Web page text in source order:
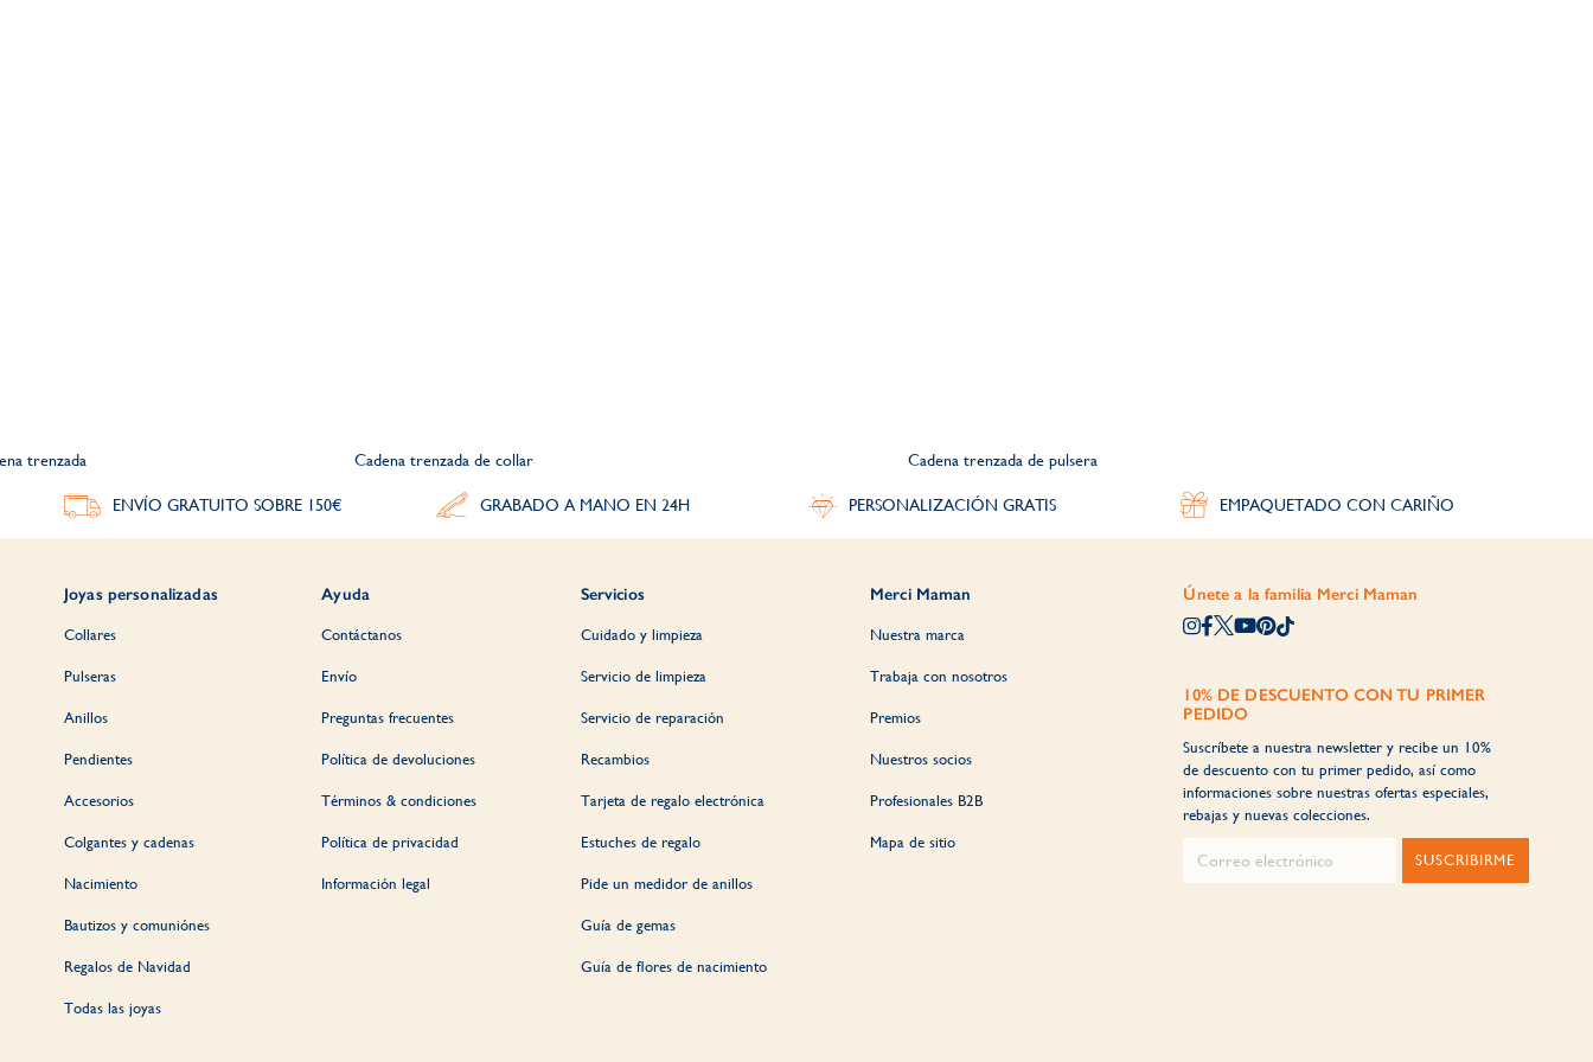
trenzada Cadena trenzada de collar Cadena trenzada de pulsera
ENVÍO GRATUITO SOBRE 150€ GRABADO A MANO EN 24H PERSONALIZACIÓN GRATIS EMPAQUETADO CON CARIÑO
Joyas personalizadas
Collares
Pulseras
Anillos
Pendientes
Accesorios
Colgantes y cadenas
Nacimiento
Bautizos y comuniónes
Regalos de Navidad
Todas las joyas
Ayuda
Contáctanos
Envío
Preguntas frecuentes
Política de devoluciones
Términos & condiciones
Política de privacidad
Información legal
Servicios
Cuidado y limpieza
Servicio de limpieza
Servicio de reparación
Recambios
Tarjeta de regalo electrónica
Estuches de regalo
Pide un medidor de anillos
Guía de gemas
Guía de flores de nacimiento
Merci Maman
Nuestra marca
Trabaja con nosotros
Premios
Nuestros socios
Profesionales B2B
Mapa de sitio
Únete a la familia Merci Maman
10% DE DESCUENTO CON TU PRIMER
PEDIDO
Suscríbete a nuestra newsletter y recibe un 10%
de descuento con tu primer pedido, así como
informaciones sobre nuestras ofertas especiales,
rebajas y nuevas colecciones.
SUSCRIBIRME